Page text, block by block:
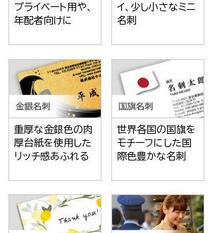
プライベート用や、
年配者向けに
イ、少し小さなミニ
名刺
重厚な金銀色の肉
厚台紙を使用した
リッチ感あふれる
世界各国の国旗を
モチーフにした国
際色豊かな名刺